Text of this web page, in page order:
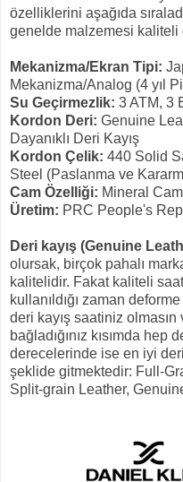
özelliklerini aşağıda
genelde malzemesi kaliteli
Mekanizma/Ekran Tipi:
Mekanizma/Analog (4 yıl
Su Geçirmezlik: 3 ATM, 3
Kordon Deri: Genuine
Dayanıklı Deri Kayış
Kordon Çelik: 440 Solid
Steel (Paslanma ve
Cam Özelliği: Mineral Cam
Üretim: PRC People's
Deri kayış (Genuine
olursak, birçok pahalı
kalitelidir. Fakat kaliteli
kullanıldığı zaman
deri kayış saatiniz
bağladığınız kısımda
derecelerinde ise en iyi deri
şeklide gitmektedir: Full-
Split-grain Leather,